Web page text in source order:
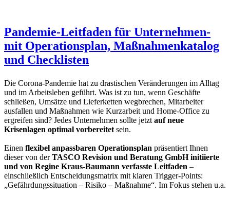
Pandemie-Leitfaden für Unternehmen-
mit Operationsplan, Maßnahmenkatalog
und Checklisten
Die Corona-Pandemie hat zu drastischen Veränderungen im Alltag
und im Arbeitsleben geführt. Was ist zu tun, wenn Geschäfte
schließen, Umsätze und Lieferketten wegbrechen, Mitarbeiter
ausfallen und Maßnahmen wie Kurzarbeit und Home-Office zu
ergreifen sind? Jedes Unternehmen sollte jetzt auf neue
Krisenlagen optimal vorbereitet sein.
Einen flexibel anpassbaren Operationsplan präsentiert Ihnen
dieser von derTASCO Revision und Beratung GmbH initiierte
und von Regine Kraus-Baumann verfasste Leitfaden –
einschließlich Entscheidungsmatrix mit klaren Trigger-Points:
„Gefährdungssituation – Risiko – Maßnahme“. Im Fokus stehen u.a.